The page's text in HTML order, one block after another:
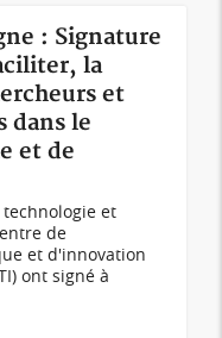
: Signature
la
et
dans le
et de
technologie et
de
et d'innovation
ont signé à